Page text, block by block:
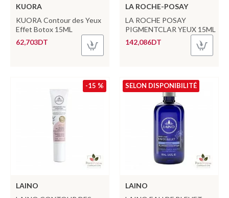
KUORA
KUORA Contour des Yeux
Effet Botox 15ML
62,703DT
LA ROCHE-POSAY
LA ROCHE POSAY
PIGMENTCLAR YEUX 15ML
142,086DT
-15 %
LAINO
SELON DISPONIBILITÉ
LAINO